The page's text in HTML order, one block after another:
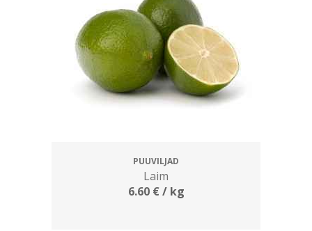
PUUVILJAD
Laim
6.60 €/ kg